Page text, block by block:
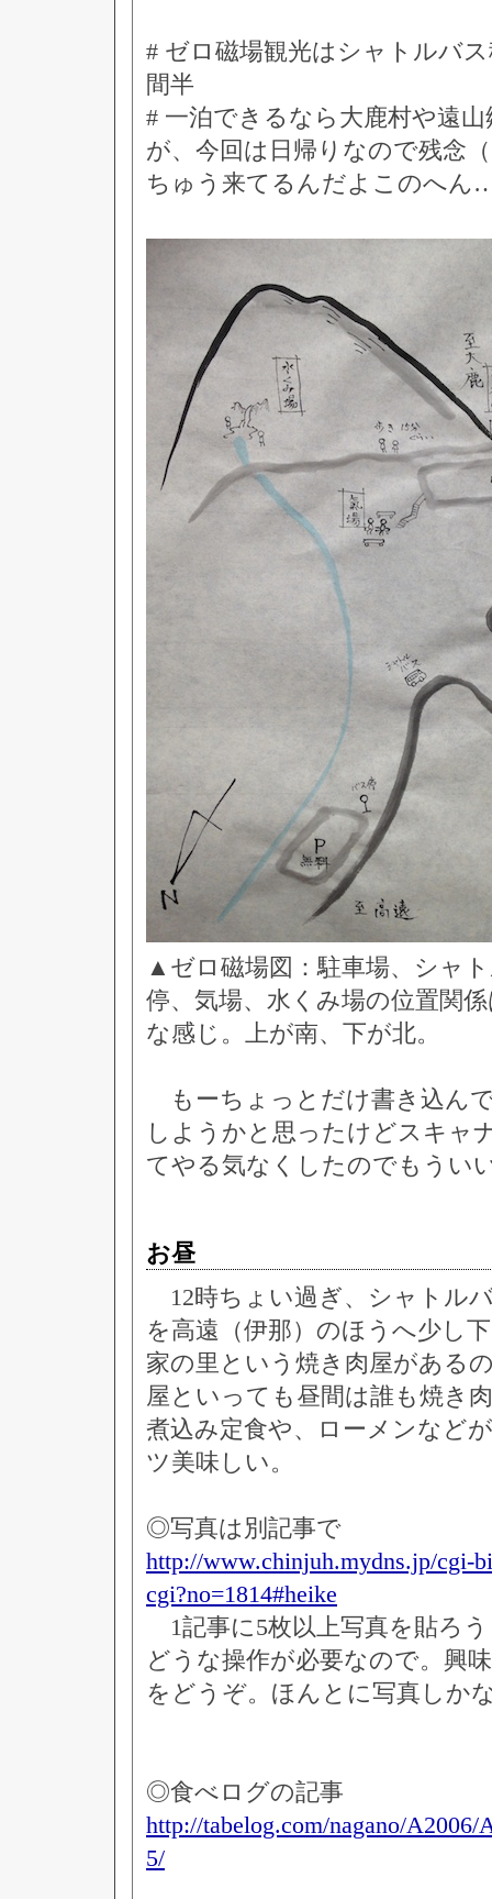
# ゼロ磁場観光はシャトルバ
間半
# 一泊できるなら大鹿村や遠
が、今回は日帰りなので残念
ちゅう来てるんだよこのへん
▲ゼロ磁場図：駐車場、シャ
停、気場、水くみ場の位置関
な感じ。上が南、下が北。
もーちょっとだけ書き込ん
しようかと思ったけどスキャ
てやる気なくしたのでもうい
お昼
12時ちょい過ぎ、シャトル
を高遠（伊那）のほうへ少し
家の里という焼き肉屋がある
屋といっても昼間は誰も焼き
煮込み定食や、ローメンなど
ツ美味しい。
◎写真は別記事で
http://www.chinjuh.mydns.jp/cgi-
cgi?no=1814#heike
1記事に5枚以上写真を貼ろ
どうな操作が必要なので。興
をどうぞ。ほんとに写真しか
◎食べログの記事
http://tabelog.com/nagano/A2006/
5/